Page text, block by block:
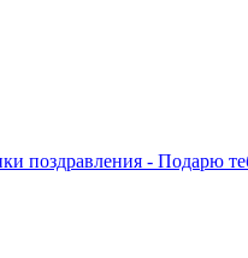
поздравления - Подарю